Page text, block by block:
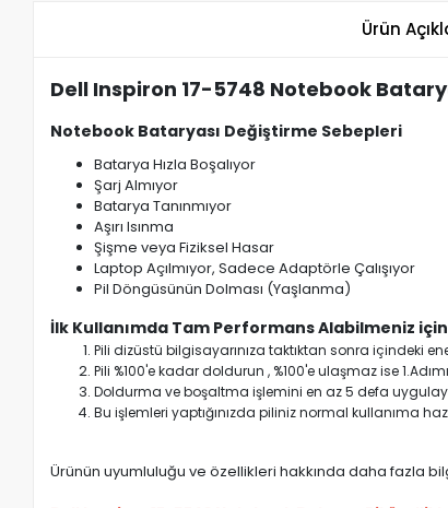
Ürün
Dell Inspiron 17-5748 Notebook
Notebook Bataryası Değiştirme Sebepleri
Batarya Hızla Boşalıyor
Şarj Almıyor
Batarya Tanınmıyor
Aşırı Isınma
Şişme veya Fiziksel Hasar
Laptop Açılmıyor, Sadece Adaptörle Çalışıyor
Pil Döngüsünün Dolması (Yaşlanma)
İlk Kullanımda Tam Performans Alabilmeniz
Pili dizüstü bilgisayarınıza taktıktan sonra içindeki
Pili %100'e kadar doldurun , %100'e ulaşmaz ise
Doldurma ve boşaltma işlemini en az 5 defa
Bu işlemleri yaptığınızda piliniz normal kullanıma
Ürünün uyumluluğu ve özellikleri hakkında daha fazla